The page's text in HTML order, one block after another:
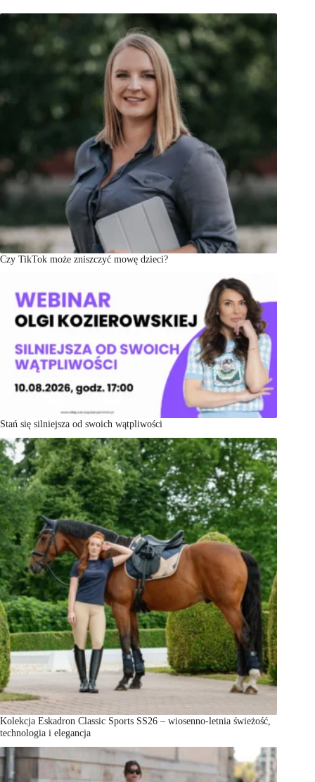
Czy TikTok może zniszczyć mowę dzieci?
Stań się silniejsza od swoich wątpliwości
Kolekcja Eskadron Classic Sports SS26 – wiosenno-letnia świeżość,
technologia i elegancja